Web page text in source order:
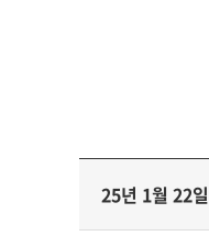
25년 1월 22